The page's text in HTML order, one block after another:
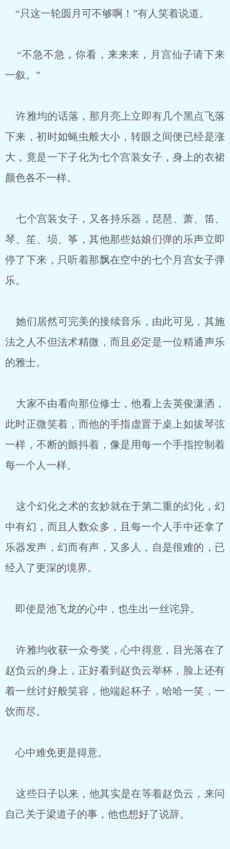
“只这一轮圆月可不够啊！”有人笑着说道。
“不急不急，你看，来来来，月宫仙子请下来
一叙。”
许雅均的话落，那月亮上立即有几个黑点飞落
下来，初时如蝇虫般大小，转眼之间便已经是涨
大，竟是一下子化为七个宫装女子，身上的衣裙
颜色各不一样。
七个宫装女子，又各持乐器，琵琶、萧、笛、
琴、笙、埙、筝，其他那些姑娘们弹的乐声立即
停了下来，只听着那飘在空中的七个月宫女子弹
乐。
她们居然可完美的接续音乐，由此可见，其施
法之人不但法术精微，而且必定是一位精通声乐
的雅士。
大家不由看向那位修士，他看上去英俊潇洒，
此时正微笑着，而他的手指虚置于桌上如拔琴弦
一样，不断的颤抖着，像是用每一个手指控制着
每一个人一样。
这个幻化之术的玄妙就在于第二重的幻化，幻
中有幻，而且人数众多，且每一个人手中还拿了
乐器发声，幻而有声，又多人，自是很难的，已
经入了更深的境界。
即使是池飞龙的心中，也生出一丝诧异。
许雅均收获一众夸奖，心中得意，目光落在了
赵负云的身上，正好看到赵负云举杯，脸上还有
着一丝讨好般笑容，他端起杯子，哈哈一笑，一
饮而尽。
心中难免更是得意。
这些日子以来，他其实是在等着赵负云，来问
自己关于梁道子的事，他也想好了说辞。